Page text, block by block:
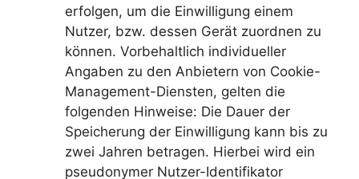
erfolgen, um die Einwilligung einem
Nutzer, bzw. dessen Gerät zuordnen zu
können. Vorbehaltlich individueller
Angaben zu den Anbietern von Cookie-
Management-Diensten, gelten die
folgenden Hinweise: Die Dauer der
Speicherung der Einwilligung kann bis zu
zwei Jahren betragen. Hierbei wird ein
pseudonymer Nutzer-Identifikator